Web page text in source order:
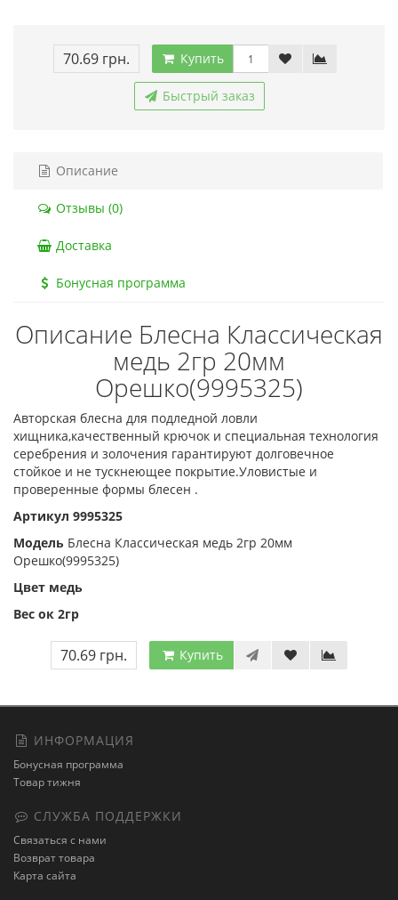
70.69 грн. Купить
Быстрый заказ
Описание
Отзывы (0)
Доставка
Бонусная программа
Описание Блесна Классическая
медь 2гр 20мм
Орешко(9995325)
Авторская блесна для подледной ловли
хищника,качественный крючок и специальная технология
серебрения и золочения гарантируют долговечное
стойкое и не тускнеющее покрытие.Уловистые и
проверенные формы блесен .
Артикул 9995325
Модель Блесна Классическая медь 2гр 20мм
Орешко(9995325)
Цвет медь
Вес ок 2гр
70.69 грн. Купить
ИНФОРМАЦИЯ
Бонусная программа
Товар тижня
СЛУЖБА ПОДДЕРЖКИ
Связаться с нами
Возврат товара
Карта сайта